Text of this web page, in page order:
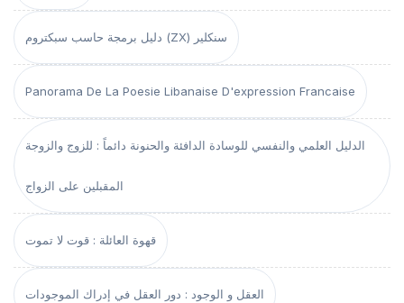
دليل برمجة حاسب سبكتروم (ZX) سنكلير
Panorama De La Poesie Libanaise D'expression Francaise
الدليل العلمي والنفسي للوسادة الدافئة والحنونة دائماً : للزوج والزوجة
المقبلين على الزواج
قهوة العائلة : قوت لا تموت
العقل و الوجود : دور العقل في إدراك الموجودات